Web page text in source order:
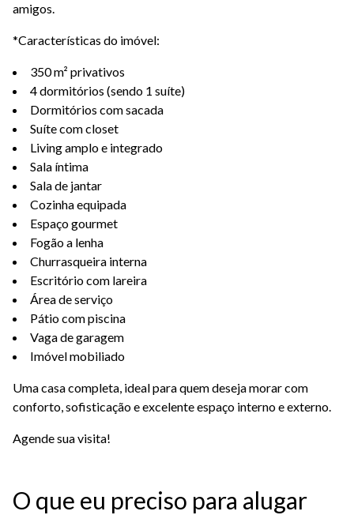
amigos.
*Características do imóvel:
350 m² privativos
4 dormitórios (sendo 1 suíte)
Dormitórios com sacada
Suíte com closet
Living amplo e integrado
Sala íntima
Sala de jantar
Cozinha equipada
Espaço gourmet
Fogão a lenha
Churrasqueira interna
Escritório com lareira
Área de serviço
Pátio com piscina
Vaga de garagem
Imóvel mobiliado
Uma casa completa, ideal para quem deseja morar com
conforto, sofisticação e excelente espaço interno e externo.
Agende sua visita!
O que eu preciso para alugar